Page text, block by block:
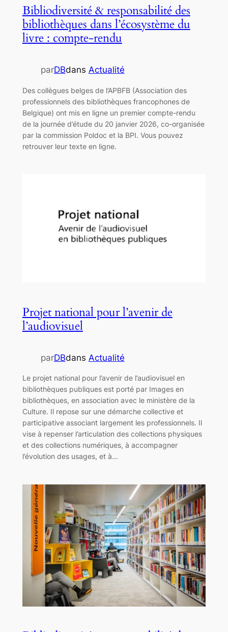
Bibliodiversité & responsabilité des
bibliothèques dans l’écosystème du
livre : compte-rendu
parDBdans Actualité
Des collègues belges de l’APBFB (Association des
professionnels des bibliothèques francophones de
Belgique) ont mis en ligne un premier compte-rendu
de la journée d’étude du 20 janvier 2026, co-organisée
par la commission Poldoc et la BPI. Vous pouvez
retrouver leur texte en ligne.
Projet national pour l’avenir de
l’audiovisuel
parDBdans Actualité
Le projet national pour l’avenir de l’audiovisuel en
bibliothèques publiques est porté par Images en
bibliothèques, en association avec le ministère de la
Culture. Il repose sur une démarche collective et
participative associant largement les professionnels. Il
vise à repenser l’articulation des collections physiques
et des collections numériques, à accompagner
l’évolution des usages, et à…